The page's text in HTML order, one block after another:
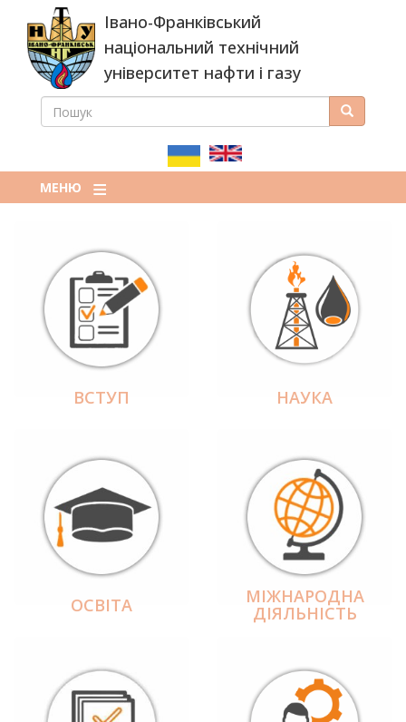
основного
вмісту
Івано-Франківський
національний технічний
університет нафти і газу
ПОШУКОВА
ПОШУК Пошук
МЕНЮ
ВСТУП НАУКА
ОСВІТА МІЖНАРОДНА
ДІЯЛЬНІCТЬ